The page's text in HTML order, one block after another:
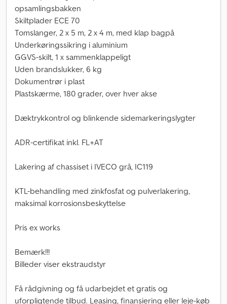
opsamlingsbakken
Skiltplader ECE 70
Tomslanger, 2 x 5 m, 2 x 4 m, med klap bagpå
Underkøringssikring i aluminium
GGVS-skilt, 1 x sammenklappeligt
Uden brandslukker, 6 kg
Dokumentrør i plast
Plastskærme, 180 grader, over hver akse
Dæktrykkontrol og blinkende sidemarkeringslygter
ADR-certifikat inkl. FL+AT
Lakering af chassiset i IVECO grå, IC119
KTL-behandling med zinkfosfat og pulverlakering,
maksimal korrosionsbeskyttelse
Pris ex works
Bemærk!!!
Billeder viser ekstraudstyr
Få rådgivning og få udarbejdet et gratis og
uforpligtende tilbud. Leasing, finansiering eller leje-køb